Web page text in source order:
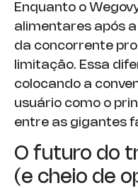
Enquanto o
alimentares após
da concorrente
limitação. Essa
colocando a
usuário como o
entre as gigantes
O futuro do
(e cheio de